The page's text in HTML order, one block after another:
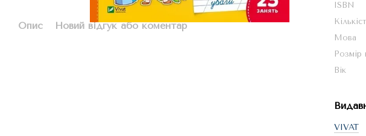
Опис Новий відгук або коментар
ISBN
Мова
Розмір
Вік
VIVAT